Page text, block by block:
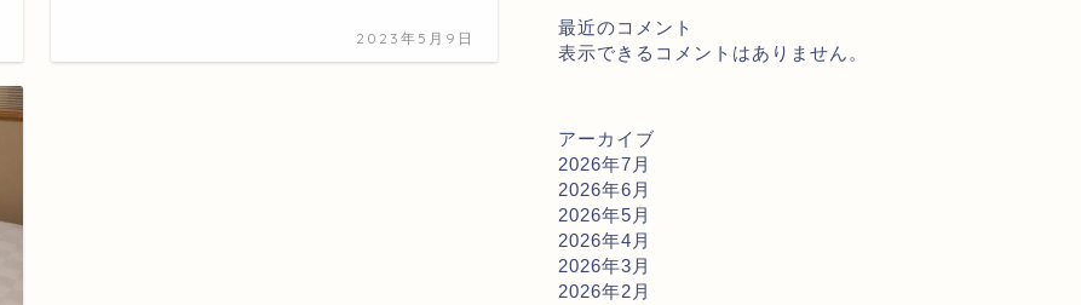
2023年5月9日
最近のコメント
表示できるコメントはありません。
アーカイブ
2026年7月
2026年6月
2026年5月
2026年4月
2026年3月
2026年2月